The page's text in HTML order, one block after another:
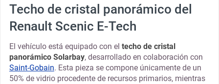
Techo de cristal panorámico del
Renault Scenic E-Tech
El vehículo está equipado con el techo de cristal
panorámico Solarbay, desarrollado en colaboración con
Saint-Gobain. Esta pieza se compone únicamente de un
50% de vidrio procedente de recursos primarios, mientras